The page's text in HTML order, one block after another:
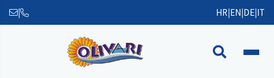
| HR|EN|DE|IT